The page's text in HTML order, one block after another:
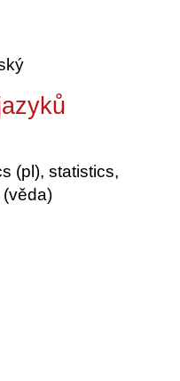
(pl), statistics,
(věda)